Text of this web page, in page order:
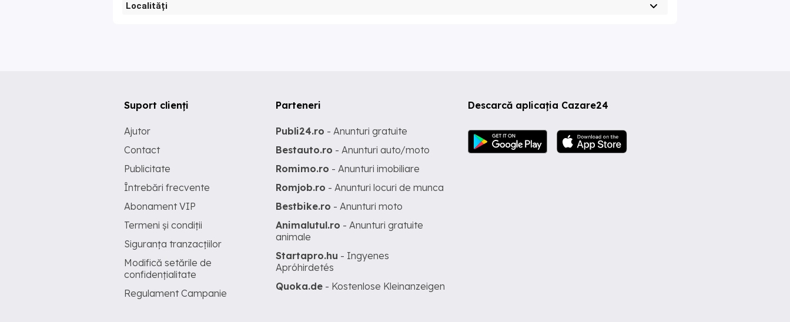
Localități
Descarcă aplicația Cazare24
Suport clienți
Ajutor
Contact
Publicitate
Întrebări frecvente
Abonament VIP
Termeni și condiții
Siguranța tranzacțiilor
Modifică setările de
confidențialitate
Regulament Campanie
Parteneri
Publi24.ro - Anunturi gratuite
Bestauto.ro - Anunturi auto/moto
Romimo.ro - Anunturi imobiliare
Romjob.ro - Anunturi locuri de munca
Bestbike.ro - Anunturi moto
Animalutul.ro - Anunturi gratuite
animale
Startapro.hu - Ingyenes
Apróhirdetés
Quoka.de - Kostenlose Kleinanzeigen